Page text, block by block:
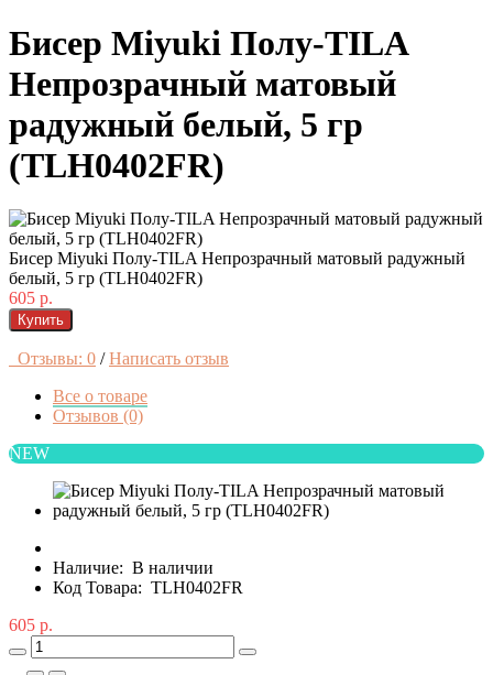
Бисер Miyuki Полу-TILA
Непрозрачный матовый
радужный белый, 5 гр
(TLH0402FR)
Бисер Miyuki Полу-TILA Непрозрачный матовый радужный
белый, 5 гр (TLH0402FR)
605 р.
Купить
Отзывы: 0 / Написать отзыв
Все о товаре
Отзывов (0)
NEW
Наличие: В наличии
Код Товара: TLH0402FR
605 р.